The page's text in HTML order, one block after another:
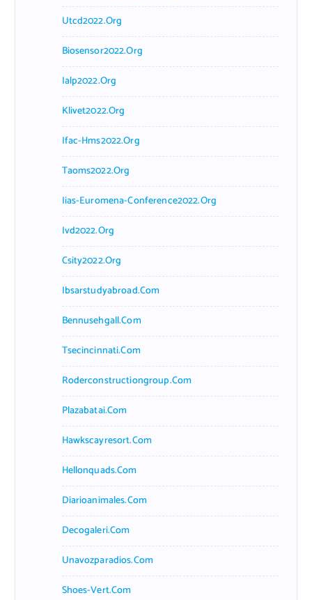
Utcd2022.org
Biosensor2022.org
Ialp2022.org
Klivet2022.org
Ifac-Hms2022.org
Taoms2022.org
Iias-Euromena-Conference2022.org
Ivd2022.org
Csity2022.org
Ibsarstudyabroad.com
Bennusehgall.com
Tsecincinnati.com
Roderconstructiongroup.com
Plazabatai.com
Hawkscayresort.com
Hellonquads.com
Diarioanimales.com
Decogaleri.com
Unavozparadios.com
Shoes-Vert.com